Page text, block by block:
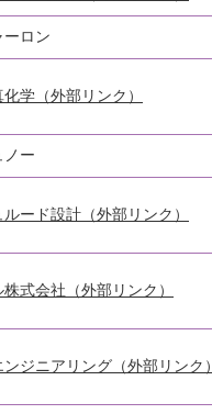
ーロン
学（外部リンク）
ノー
ード設計（外部リンク）
式会社（外部リンク）
ジニアリング（外部リンク）